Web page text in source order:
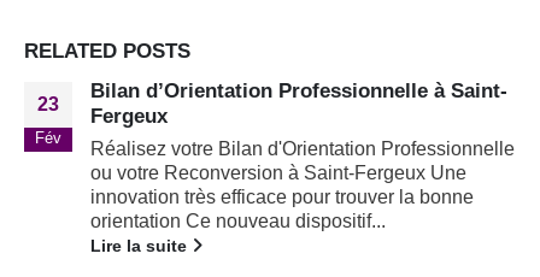
RELATED POSTS
23
Fév
Bilan d’Orientation Professionnelle à Saint-
Fergeux
Réalisez votre Bilan d'Orientation Professionnelle
ou votre Reconversion à Saint-Fergeux Une
innovation très efficace pour trouver la bonne
orientation Ce nouveau dispositif...
Lire la suite